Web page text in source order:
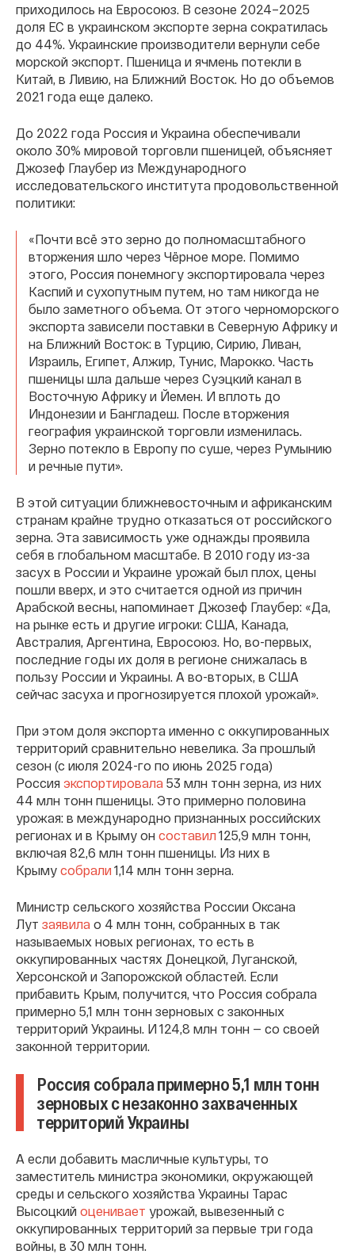
приходилось на Евросоюз. В сезоне 2024–2025
доля ЕС в украинском экспорте зерна сократилась
до 44%. Украинские производители вернули себе
морской экспорт. Пшеница и ячмень потекли в
Китай, в Ливию, на Ближний Восток. Но до объемов
2021 года еще далеко.
До 2022 года Россия и Украина обеспечивали
около 30% мировой торговли пшеницей, объясняет
Джозеф Глаубер из Международного
исследовательского института продовольственной
политики:
«Почти всё это зерно до полномасштабного
вторжения шло через Чёрное море. Помимо
этого, Россия понемногу экспортировала через
Каспий и сухопутным путем, но там никогда не
было заметного объема. От этого черноморского
экспорта зависели поставки в Северную Африку и
на Ближний Восток: в Турцию, Сирию, Ливан,
Израиль, Египет, Алжир, Тунис, Марокко. Часть
пшеницы шла дальше через Суэцкий канал в
Восточную Африку и Йемен. И вплоть до
Индонезии и Бангладеш. После вторжения
география украинской торговли изменилась.
Зерно потекло в Европу по суше, через Румынию
и речные пути».
В этой ситуации ближневосточным и африканским
странам крайне трудно отказаться от российского
зерна. Эта зависимость уже однажды проявила
себя в глобальном масштабе. В 2010 году из-за
засух в России и Украине урожай был плох, цены
пошли вверх, и это считается одной из причин
Арабской весны, напоминает Джозеф Глаубер: «Да,
на рынке есть и другие игроки: США, Канада,
Австралия, Аргентина, Евросоюз. Но, во-первых,
последние годы их доля в регионе снижалась в
пользу России и Украины. А во-вторых, в США
сейчас засуха и прогнозируется плохой урожай».
При этом доля экспорта именно с оккупированных
территорий сравнительно невелика. За прошлый
сезон (с июля 2024-го по июнь 2025 года)
Россия экспортировала 53 млн тонн зерна, из них
44 млн тонн пшеницы. Это примерно половина
урожая: в международно признанных российских
регионах и в Крыму он составил 125,9 млн тонн,
включая 82,6 млн тонн пшеницы. Из них в
Крыму собрали 1,14 млн тонн зерна.
Министр сельского хозяйства России Оксана
Лут заявила о 4 млн тонн, собранных в так
называемых новых регионах, то есть в
оккупированных частях Донецкой, Луганской,
Херсонской и Запорожской областей. Если
прибавить Крым, получится, что Россия собрала
примерно 5,1 млн тонн зерновых с законных
территорий Украины. И 124,8 млн тонн — со своей
законной территории.
Россия собрала примерно 5,1 млн тонн
зерновых с незаконно захваченных
территорий Украины
А если добавить масличные культуры, то
заместитель министра экономики, окружающей
среды и сельского хозяйства Украины Тарас
Высоцкий оценивает урожай, вывезенный с
оккупированных территорий за первые три года
войны, в 30 млн тонн.